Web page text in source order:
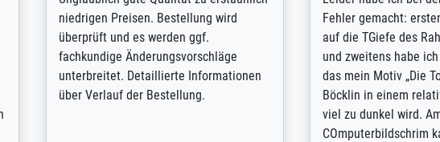
selection, ordering and payment process
were easy, shipping was efficient and
the item itself exceeds expectations. I
am based in the UK and found the site
searching for a specific print - I am very
meet its clients
expert advice on how
results for the prints
client. The company
repertoire of prints to
will provide excellent
regards to prints